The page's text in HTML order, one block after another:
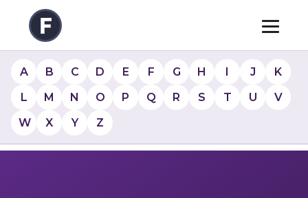
A B C D E F G H I J
K
L
M N O P Q R S T U
V
W
X Y Z